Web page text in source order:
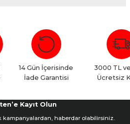
ilk yorumu siz yapın!
Yorum Yaz
14 Gün İçerisinde
İade Garantisi
3000 TL
Ücretsiz
Kayıt Olun
kampanyalardan, haberdar olabilirsiniz.